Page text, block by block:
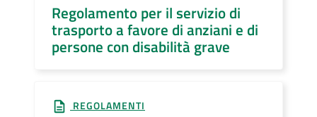
Regolamento per il servizio di
trasporto a favore di anziani e di
persone con disabilità grave
REGOLAMENTI